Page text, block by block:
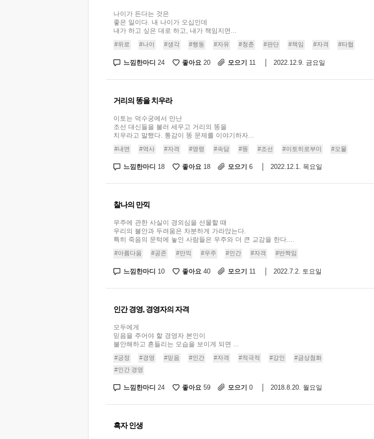
나이가 든다는 것은
좋은 일이다. 내 나이가 오십인데
내가 하고 싶은 대로 하고, 내가 책임지면...
#위로 #나이 #생각 #행동 #자유 #청춘 #판단 #책임 #자격 #타협
느낌한마디 24 좋아요 20 모으기 11 2022.12.9. 금요일
거리의 똥을 치우라
이토는 덕수궁에서 만난
조선 대신들을 불러 세우고 거리의 똥을
치우라고 말했다. 통감이 똥 문제를 이야기하자...
#내면 #역사 #자격 #명령 #속담 #똥 #조선 #이토히로부미 #오물
느낌한마디 18 좋아요 18 모으기 6 2022.12.1. 목요일
찰나의 만끽
우주에 관한 사실이 경외심을 선물할 때
우리의 불안과 두려움은 차분하게 가라앉는다.
특히 죽음의 문턱에 놓인 사람들은 우주와 더 큰 교감을 한다....
#아름다움 #공존 #만끽 #우주 #인간 #자격 #반짝임
느낌한마디 10 좋아요 40 모으기 11 2022.7.2. 토요일
인간 경영, 경영자의 자격
모두에게
믿음을 주어야 할 경영자 본인이
불안해하고 흔들리는 모습을 보이게 되면 ...
#긍정 #경영 #믿음 #인간 #자격 #적극적 #강인
#금상첨화
#인간 경영
느낌한마디 24 좋아요 59 모으기 0 2018.8.20. 월요일
흑자 인생